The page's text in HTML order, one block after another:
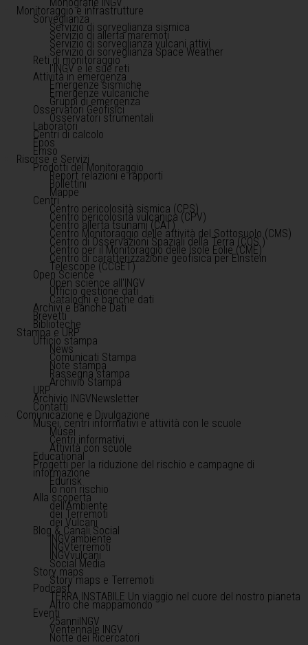
Monitoraggio e infrastrutture
Sorveglianza
Servizio di sorveglianza sismica
Servizio di allerta maremoti
Servizio di sorveglianza vulcani attivi
Servizio di sorveglianza Space Weather
Reti di monitoraggio
l'INGV e le sue reti
Attività in emergenza
Emergenze sismiche
Emergenze vulcaniche
Gruppi di emergenza
Osservatori Geofisici
Osservatori strumentali
Laboratori
Centri di calcolo
Epos
Emso
Risorse e Servizi
Prodotti del Monitoraggio
Report relazioni e rapporti
Bollettini
Mappe
Centri
Centro pericolosità sismica (CPS)
Centro pericolosità vulcanica (CPV)
Centro allerta tsunami (CAT)
Centro Monitoraggio delle attività del Sottosuolo (CMS)
Centro di Osservazioni Spaziali della Terra (COS )
Centro per il Monitoraggio delle Isole Eolie (CME)
Centro di caratterizzazione geofisica per Einstein
Telescope (CCGET)
Open Science
Open science all'INGV
Ufficio gestione dati
Cataloghi e banche dati
Archivi e Banche Dati
Brevetti
Biblioteche
Stampa e URP
Ufficio stampa
News
Comunicati Stampa
Note stampa
Rassegna stampa
Archivio Stampa
URP
Archivio INGVNewsletter
Contatti
Comunicazione e Divulgazione
Musei, centri informativi e attività con le scuole
Musei
Centri informativi
Attività con scuole
Educational
Progetti per la riduzione del rischio e campagne di
informazione
Edurisk
Io non rischio
Alla scoperta
dell'Ambiente
dei Terremoti
dei Vulcani
Blog & Canali Social
INGVambiente
INGVterremoti
INGVvulcani
Social Media
Story maps
Story maps e Terremoti
Podcast
TERRA INSTABILE Un viaggio nel cuore del nostro pianeta
Altro che mappamondo
Eventi
25anniINGV
Ventennale INGV
Notte dei Ricercatori